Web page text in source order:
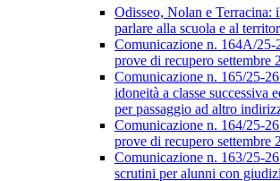
Odisseo, Nolan e Terracina:
parlare alla scuola e al
Comunicazione n. 164A/25-
prove di recupero settembre
Comunicazione n. 165/25-
idoneità a classe successiva
per passaggio ad altro
Comunicazione n. 164/25-
prove di recupero settembre
Comunicazione n. 163/25-
scrutini per alunni con